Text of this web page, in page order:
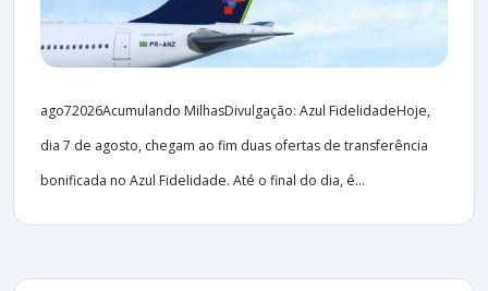
ago72026Acumulando MilhasDivulgação: Azul FidelidadeHoje,
dia 7 de agosto, chegam ao fim duas ofertas de transferência
bonificada no Azul Fidelidade. Até o final do dia, é...